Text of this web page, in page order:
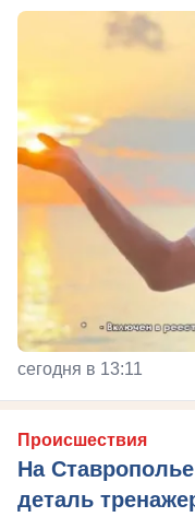
сегодня в 13:11
Происшествия
На
деталь